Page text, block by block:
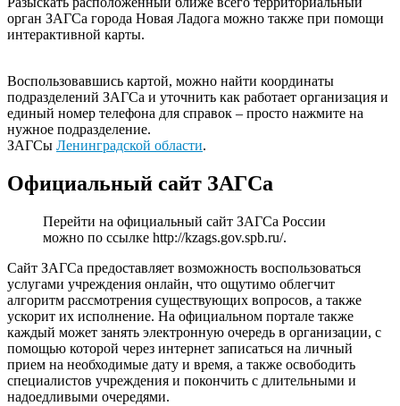
орган ЗАГСа города Новая Ладога можно также при помощи
интерактивной карты.
Воспользовавшись картой, можно найти координаты
подразделений ЗАГСа и уточнить как работает организация и
единый номер телефона для справок – просто нажмите на
нужное подразделение.
ЗАГСы Ленинградской области.
Официальный сайт ЗАГСа
Перейти на официальный сайт ЗАГСа России
можно по ссылке http://kzags.gov.spb.ru/.
Сайт ЗАГСа предоставляет возможность воспользоваться
услугами учреждения онлайн, что ощутимо облегчит
алгоритм рассмотрения существующих вопросов, а также
ускорит их исполнение. На официальном портале также
каждый может занять электронную очередь в организации, с
помощью которой через интернет записаться на личный
прием на необходимые дату и время, а также освободить
специалистов учреждения и покончить с длительными и
надоедливыми очередями.